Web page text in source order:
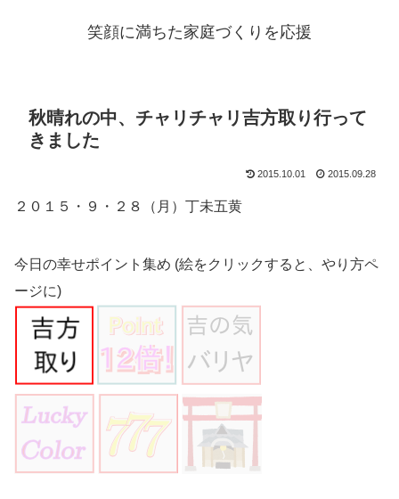
笑顔に満ちた家庭づくりを応援
秋晴れの中、チャリチャリ吉方取り行って
きました
2015.10.01 2015.09.28
２０１５・９・２８（月）丁未五黄
今日の幸せポイント集め (絵をクリックすると、やり方ペ
ージに)